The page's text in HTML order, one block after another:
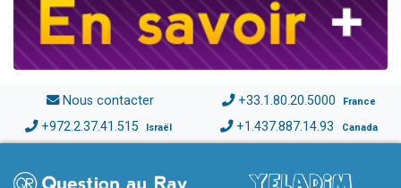
Nous contacter +33.1.80.20.5000 France
+972.2.37.41.515 Israël +1.437.887.14.93 Canada